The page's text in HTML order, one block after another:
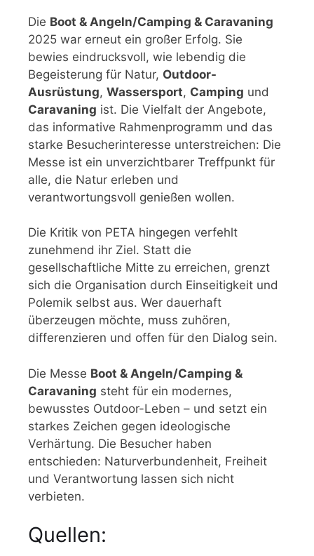
Die Boot & Angeln/Camping & Caravaning
2025 war erneut ein großer Erfolg. Sie
bewies eindrucksvoll, wie lebendig die
Begeisterung für Natur, Outdoor-
Ausrüstung, Wassersport, Camping und
Caravaning ist. Die Vielfalt der Angebote,
das informative Rahmenprogramm und das
starke Besucherinteresse unterstreichen: Die
Messe ist ein unverzichtbarer Treffpunkt für
alle, die Natur erleben und
verantwortungsvoll genießen wollen.
Die Kritik von PETA hingegen verfehlt
zunehmend ihr Ziel. Statt die
gesellschaftliche Mitte zu erreichen, grenzt
sich die Organisation durch Einseitigkeit und
Polemik selbst aus. Wer dauerhaft
überzeugen möchte, muss zuhören,
differenzieren und offen für den Dialog sein.
Die Messe Boot & Angeln/Camping &
Caravaning steht für ein modernes,
bewusstes Outdoor-Leben – und setzt ein
starkes Zeichen gegen ideologische
Verhärtung. Die Besucher haben
entschieden: Naturverbundenheit, Freiheit
und Verantwortung lassen sich nicht
verbieten.
Quellen: